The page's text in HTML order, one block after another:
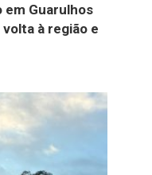
Guarulhos
à região e